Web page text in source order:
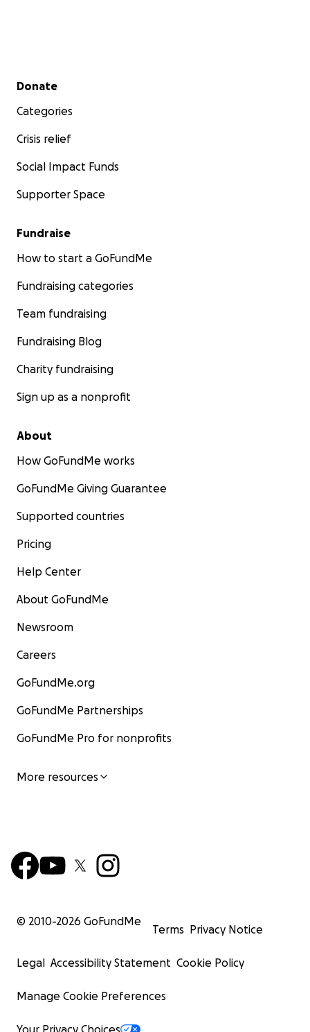
Secondary menu
Donate
Categories
Crisis relief
Social Impact Funds
Supporter Space
Fundraise
How to start a GoFundMe
Fundraising categories
Team fundraising
Fundraising Blog
Charity fundraising
Sign up as a nonprofit
About
How GoFundMe works
GoFundMe Giving Guarantee
Supported countries
Pricing
Help Center
About GoFundMe
Newsroom
Careers
GoFundMe.org
GoFundMe Partnerships
GoFundMe Pro for nonprofits
More resources
© 2010-2026 GoFundMe
Terms Privacy Notice
Legal Accessibility Statement Cookie Policy
Manage Cookie Preferences
Your Privacy Choices